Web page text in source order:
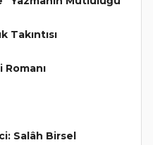
Takıntısı
Salâh Birsel